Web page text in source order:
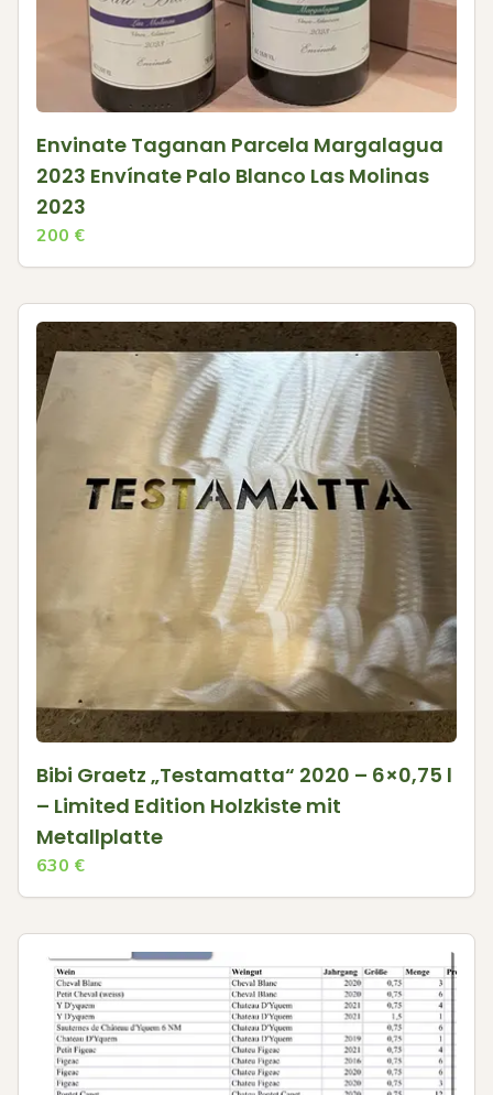
Envinate Taganan Parcela Margalagua
2023 Envínate Palo Blanco Las Molinas
2023
200 €
Bibi Graetz „Testamatta“ 2020 – 6×0,75 l
– Limited Edition Holzkiste mit
Metallplatte
630 €